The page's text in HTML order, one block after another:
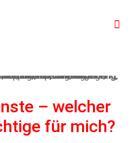
– welcher
für mich?